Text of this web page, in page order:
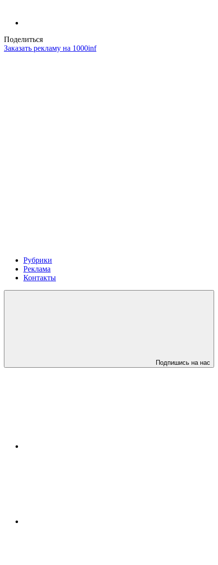
Поделиться
Заказать рекламу на 1000inf
Рубрики
Реклама
Контакты
Подпишись на нас